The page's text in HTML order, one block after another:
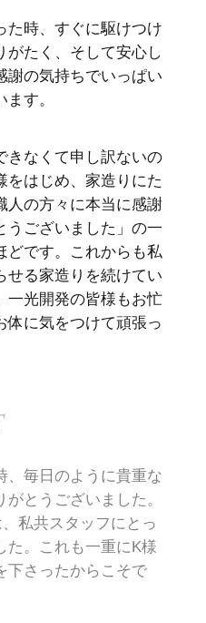
た時、すぐに駆けつけ
がたく、そして安心し
謝の気持ちでいっぱい
す。
きなくて申し訳ないの
をはじめ、家造りにた
人の方々に本当に感謝
うございました」の一
どです。これからも私
せる家造りを続けてい
一光開発の皆様もお忙
体に気をつけて頑張っ
、毎日のように貴重な
とうございました。
私共スタッフにとっ
た。これも一重にK様
下さったからこそで